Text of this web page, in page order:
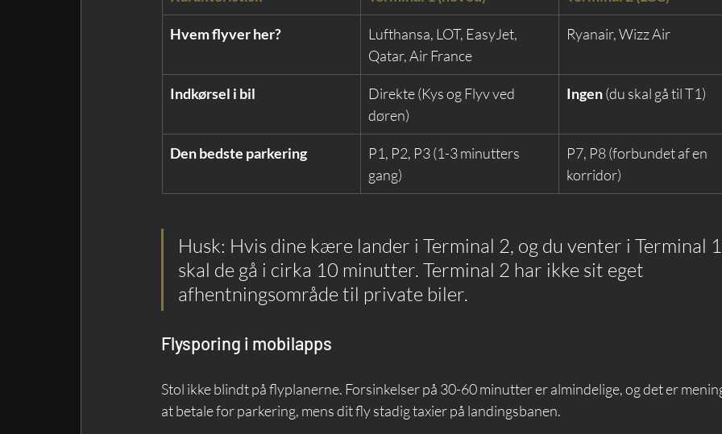
Hvem flyver her?
Lufthansa, LOT, EasyJet,
Qatar, Air France
Ryanair, Wizz Air
Indkørsel i bil
Direkte (Kys og Flyv ved
døren)
Ingen (du skal gå til T1)
Den bedste parkering
P1, P2, P3 (1-3 minutters
gang)
P7, P8 (forbundet af en
korridor)
Husk: Hvis dine kære lander i Terminal 2, og du venter i Terminal
skal de gå i cirka 10 minutter. Terminal 2 har ikke sit eget
afhentningsområde til private biler.
Flysporing i mobilapps
Stol ikke blindt på flyplanerne. Forsinkelser på 30-60 minutter er almindelige, og det er
at betale for parkering, mens dit fly stadig taxier på landingsbanen.